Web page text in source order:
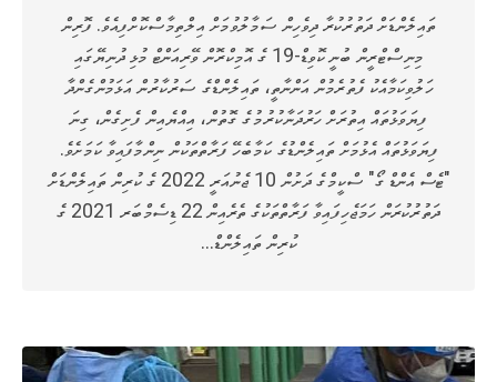
ތައިލެންޑަށް ދަތުރުކުރާ ދިވެހިން ސަމާލުވުމަށް އިލްތިމާސްކޮށްފިއެވެ. ފޮރިން
މިނިސްޓްރީން ބުނީ ކޮވިޑް-19 ގެ އޮމިކްރޮން ވޭރިއަންޓް މުޅި ދުނިޔޭގައި
ހަލުވިކަމާއެކު ފެތުރެމުން އަންނާތީ، ތައިލެންޑްގެ ސަރުކާރުން އަޅަމުންގެންދާ
ފިޔަވަޅުތައް އިތުރަށް ހަރުދަނާކުރުމުގެ ގޮތުން، އިއްޔެއިން ފެށިގެން، ގިނަ
ފިޔަވަޅުތައް އެޅުމަށް ތައިލެންޑުގެ ކަމާބެހޭ ފަރާތްތަކުން ނިންމާފައިވާ ކަމަށެވެ.
"ޓެސް އެންޑް ގޯ" ސްކީމްގެ ދަށުން 10 ޖެނުއަރީ 2022 ގެ ކުރިން ތައިލެންޑަށް
ދަތުރުކުރަން ހަމަޖެހިފައިވާ ފަރާތްތަކުގެ ތެރެއިން 22 ޑިސެމްބަރ 2021 ގެ
ކުރިން ތައިލެންޑް…